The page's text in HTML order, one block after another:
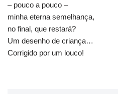
– pouco a pouco –
minha eterna semelhança,
no final, que restará?
Um desenho de criança…
Corrigido por um louco!